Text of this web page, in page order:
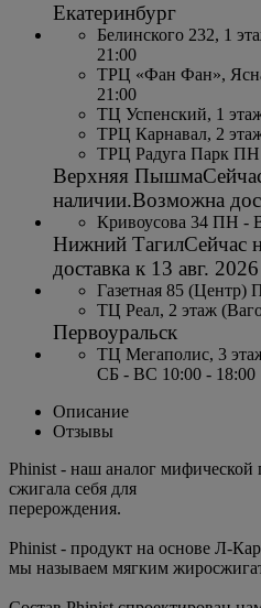
Екатеринбург
Белинского 232, 1
21:00
ТРЦ «Фан Фан»,
21:00
ТЦ Успенский, 1
ТРЦ Карнавал, 2
ТРЦ Радуга Парк
Верхняя Пышма
наличии.Возможна
Кривоусова 34 ПН -
Нижний ТагилСейчас
доставка к 13 авг. 2026
Газетная 85
ТЦ Реал, 2 этаж
Первоуральск
ТЦ Мегаполис, 3
СБ - ВС 10:00 - 18:00
Описание
Отзывы
Phinist - наш аналог мифической
сжигала себя для
перерождения.
Phinist - продукт на основе Л-
мы называем мягким